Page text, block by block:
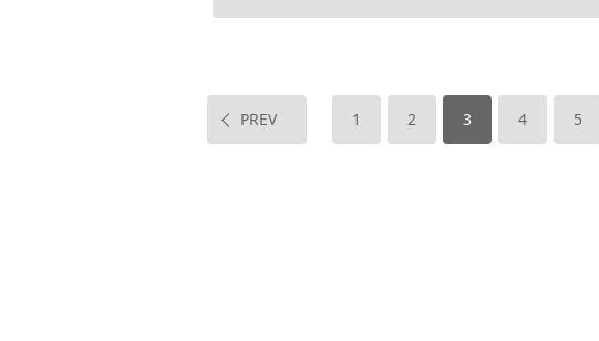
PREV 1 2 3 4 5